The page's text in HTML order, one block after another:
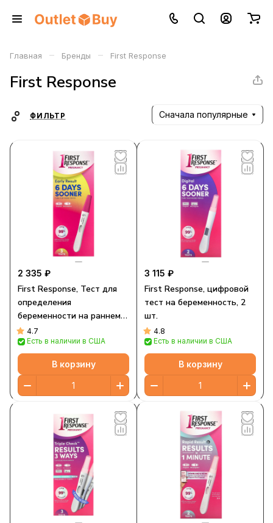
Главная – Бренды – First Response
First Response
ФИЛЬТР Сначала популярные
2 335 ₽
First Response, Тест для
определения
беременности на раннем
сроке, 3 теста
4.7
Есть в наличии в США
В корзину
3 115 ₽
First Response, цифровой
тест на беременность, 2
шт.
4.8
Есть в наличии в США
В корзину